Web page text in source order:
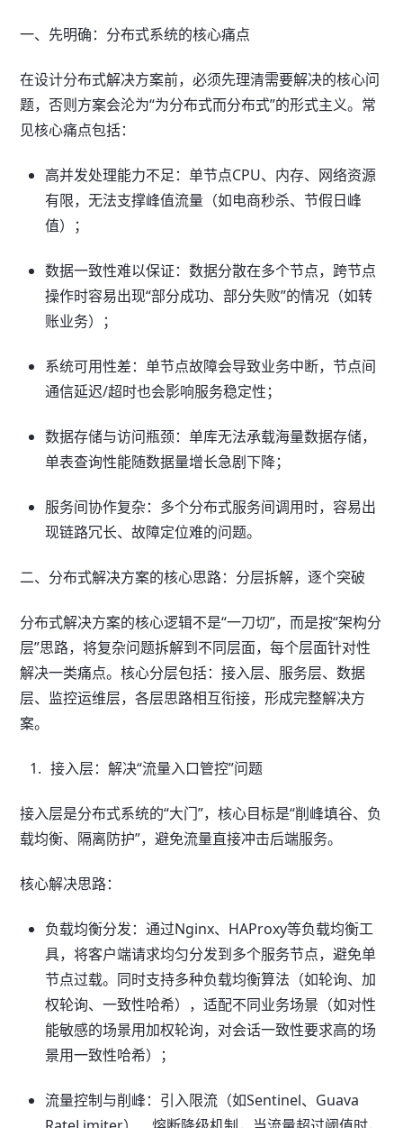
一、先明确：分布式系统的核心痛点
在设计分布式解决方案前，必须先理清需要解决的核心问
题，否则方案会沦为“为分布式而分布式”的形式主义。常
见核心痛点包括：
高并发处理能力不足：单节点CPU、内存、网络资源
有限，无法支撑峰值流量（如电商秒杀、节假日峰
值）；
数据一致性难以保证：数据分散在多个节点，跨节点
操作时容易出现“部分成功、部分失败”的情况（如转
账业务）；
系统可用性差：单节点故障会导致业务中断，节点间
通信延迟/超时也会影响服务稳定性；
数据存储与访问瓶颈：单库无法承载海量数据存储，
单表查询性能随数据量增长急剧下降；
服务间协作复杂：多个分布式服务间调用时，容易出
现链路冗长、故障定位难的问题。
二、分布式解决方案的核心思路：分层拆解，逐个突破
分布式解决方案的核心逻辑不是“一刀切”，而是按“架构分
层”思路，将复杂问题拆解到不同层面，每个层面针对性
解决一类痛点。核心分层包括：接入层、服务层、数据
层、监控运维层，各层思路相互衔接，形成完整解决方
案。
接入层：解决“流量入口管控”问题
接入层是分布式系统的“大门”，核心目标是“削峰填谷、负
载均衡、隔离防护”，避免流量直接冲击后端服务。
核心解决思路：
负载均衡分发：通过Nginx、HAProxy等负载均衡工
具，将客户端请求均匀分发到多个服务节点，避免单
节点过载。同时支持多种负载均衡算法（如轮询、加
权轮询、一致性哈希），适配不同业务场景（如对性
能敏感的场景用加权轮询，对会话一致性要求高的场
景用一致性哈希）；
流量控制与削峰：引入限流（如Sentinel、Guava